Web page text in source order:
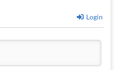
Login